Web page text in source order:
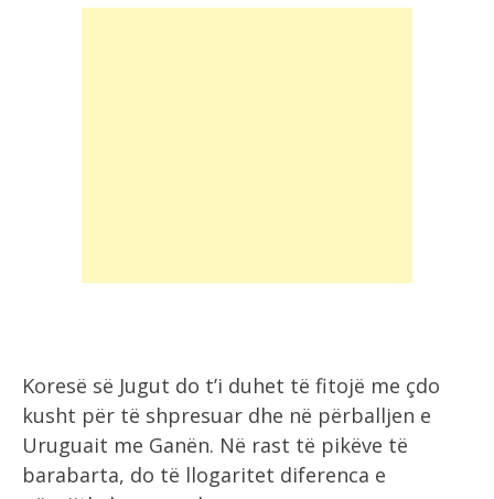
Koresë së Jugut do t’i duhet të fitojë me çdo
kusht për të shpresuar dhe në përballjen e
Uruguait me Ganën. Në rast të pikëve të
barabarta, do të llogaritet diferenca e